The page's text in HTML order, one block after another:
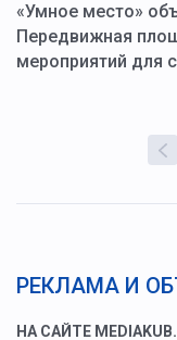
«Умное место»
Передвижная
мероприятий для
РЕКЛАМА И
НА САЙТЕ